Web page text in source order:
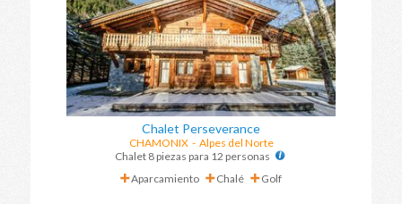
Chalet Perseverance
CHAMONIX- Alpes del Norte
Chalet 8 piezas para 12 personas
Aparcamiento
Chalé Golf